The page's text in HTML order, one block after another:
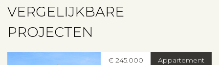
VERGELIJKBARE
PROJECTEN
Appartement
€ 245.000